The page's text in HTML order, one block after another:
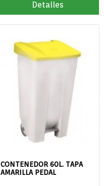
Detalles
CONTENEDOR 60L. TAPA
AMARILLA PEDAL